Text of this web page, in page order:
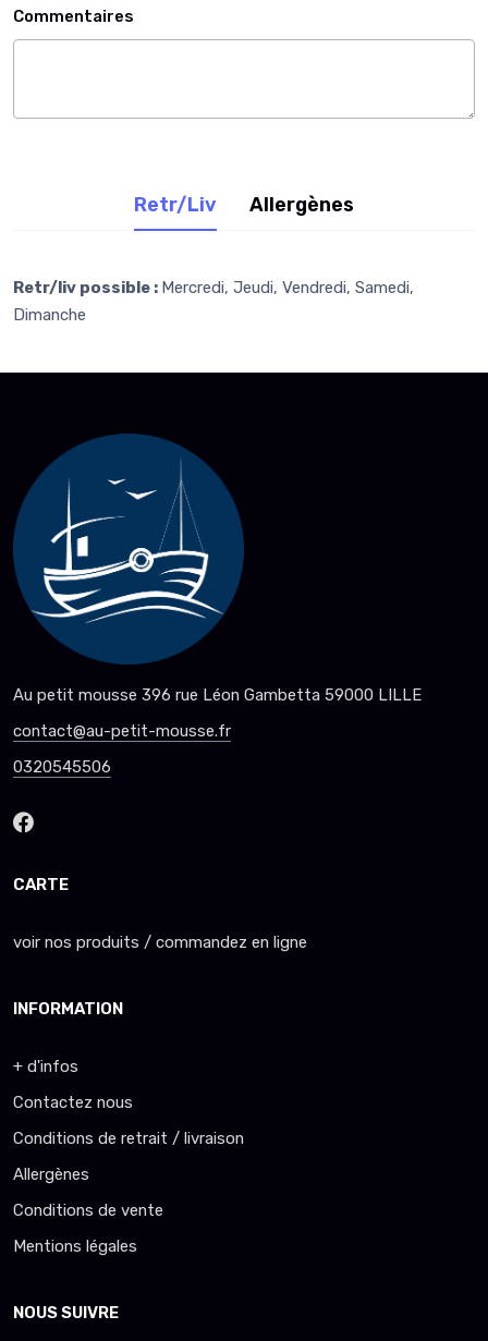
Commentaires
Retr/Liv Allergènes
Retr/liv possible : Mercredi, Jeudi, Vendredi, Samedi,
Dimanche
Au petit mousse 396 rue Léon Gambetta 59000 LILLE
contact@au-petit-mousse.fr
0320545506
CARTE
voir nos produits / commandez en ligne
INFORMATION
+ d'infos
Contactez nous
Conditions de retrait / livraison
Allergènes
Conditions de vente
Mentions légales
NOUS SUIVRE